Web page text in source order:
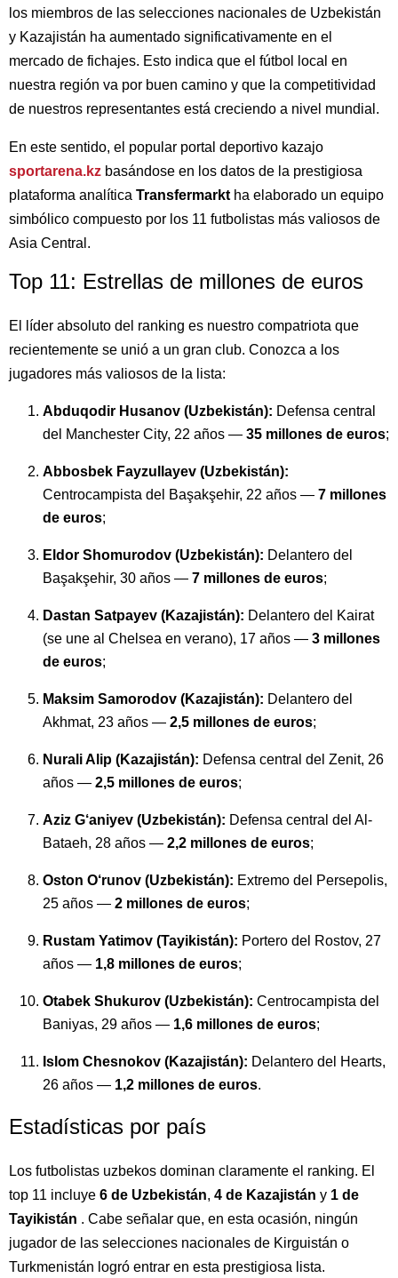
los miembros de las selecciones nacionales de Uzbekistán
y Kazajistán ha aumentado significativamente en el
mercado de fichajes. Esto indica que el fútbol local en
nuestra región va por buen camino y que la competitividad
de nuestros representantes está creciendo a nivel mundial.
En este sentido, el popular portal deportivo kazajo
sportarena.kz basándose en los datos de la prestigiosa
plataforma analítica Transfermarkt ha elaborado un equipo
simbólico compuesto por los 11 futbolistas más valiosos de
Asia Central.
Top 11: Estrellas de millones de euros
El líder absoluto del ranking es nuestro compatriota que
recientemente se unió a un gran club. Conozca a los
jugadores más valiosos de la lista:
Abduqodir Husanov (Uzbekistán): Defensa central
del Manchester City, 22 años — 35 millones de euros;
Abbosbek Fayzullayev (Uzbekistán):
Centrocampista del Başakşehir, 22 años — 7 millones
de euros;
Eldor Shomurodov (Uzbekistán): Delantero del
Başakşehir, 30 años — 7 millones de euros;
Dastan Satpayev (Kazajistán): Delantero del Kairat
(se une al Chelsea en verano), 17 años — 3 millones
de euros;
Maksim Samorodov (Kazajistán): Delantero del
Akhmat, 23 años — 2,5 millones de euros;
Nurali Alip (Kazajistán): Defensa central del Zenit, 26
años — 2,5 millones de euros;
Aziz G‘aniyev (Uzbekistán): Defensa central del Al-
Bataeh, 28 años — 2,2 millones de euros;
Oston O‘runov (Uzbekistán): Extremo del Persepolis,
25 años — 2 millones de euros;
Rustam Yatimov (Tayikistán): Portero del Rostov, 27
años — 1,8 millones de euros;
Otabek Shukurov (Uzbekistán): Centrocampista del
Baniyas, 29 años — 1,6 millones de euros;
Islom Chesnokov (Kazajistán): Delantero del Hearts,
26 años — 1,2 millones de euros.
Estadísticas por país
Los futbolistas uzbekos dominan claramente el ranking. El
top 11 incluye 6 de Uzbekistán, 4 de Kazajistán y 1 de
Tayikistán . Cabe señalar que, en esta ocasión, ningún
jugador de las selecciones nacionales de Kirguistán o
Turkmenistán logró entrar en esta prestigiosa lista.